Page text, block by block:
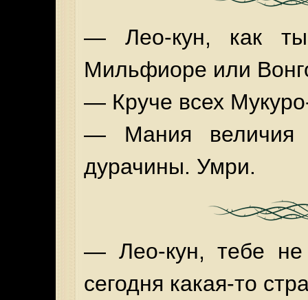
— Лео-кун, как
Мильфиоре или
— Круче всех
— Мания величия
дурачины. Умри.
— Лео-кун, тебе не
сегодня какая-то